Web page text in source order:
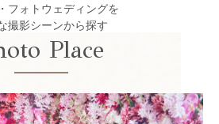
フォトウェディングを
撮影シーンから探す
Place